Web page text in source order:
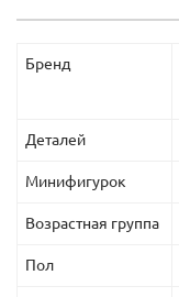
Бренд
Деталей
Минифигурок
Возрастная группа
Пол